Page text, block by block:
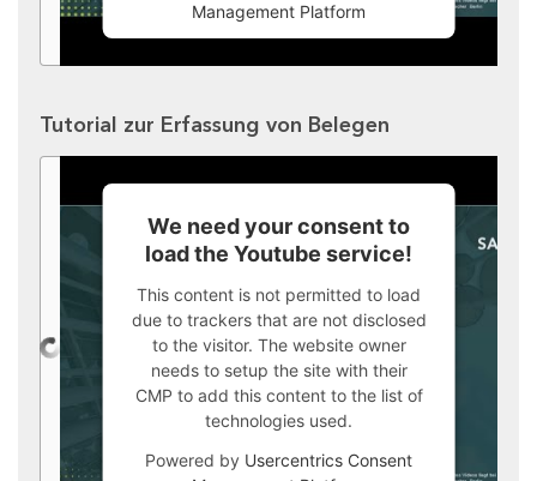
Management Platform
Tutorial zur Erfassung von Belegen
We need your consent to
load the Youtube service!
This content is not permitted to load
due to trackers that are not disclosed
to the visitor. The website owner
needs to setup the site with their
CMP to add this content to the list of
technologies used.
Powered by Usercentrics Consent